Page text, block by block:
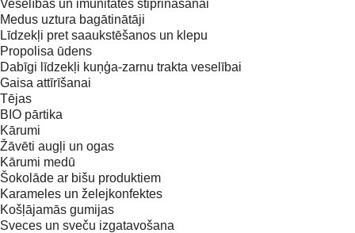
Veselības un imunitātes stiprināšanai
Medus uztura bagātinātāji
Līdzekļi pret saaukstēšanos un klepu
Propolisa ūdens
Dabīgi līdzekļi kuņģa-zarnu trakta veselībai
Gaisa attīrīšanai
Tējas
BIO pārtika
Kārumi
Žāvēti augļi un ogas
Kārumi medū
Šokolāde ar bišu produktiem
Karameles un želejkonfektes
Košļājamās gumijas
Sveces un sveču izgatavošana